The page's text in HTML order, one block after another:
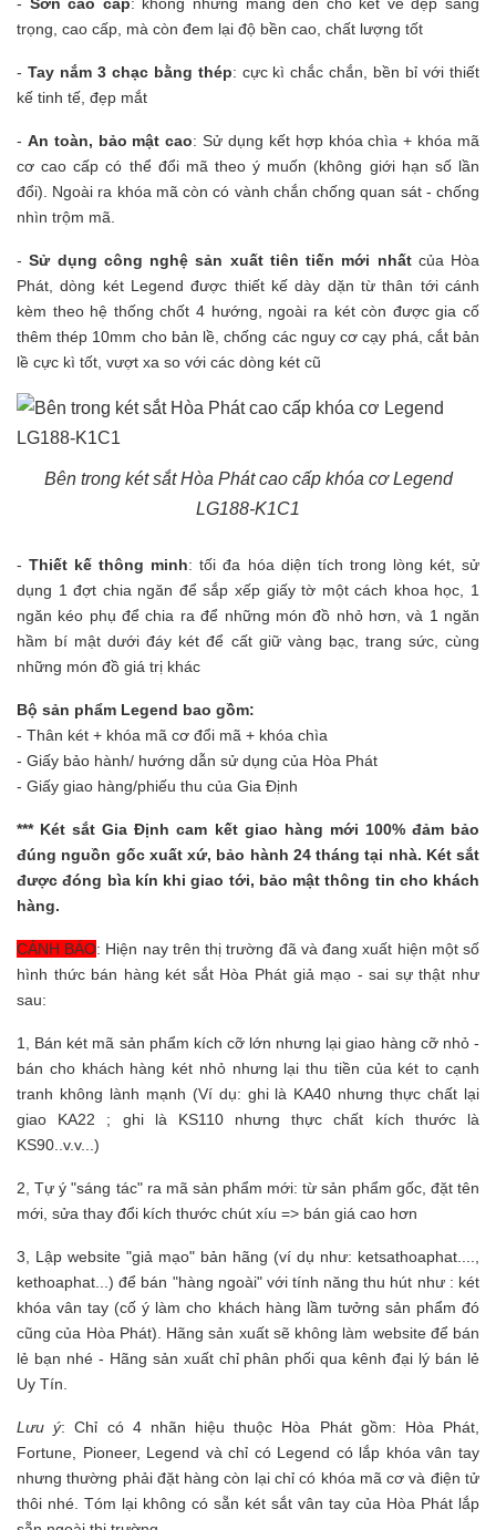
- Sơn cao cấp: không những mang đến cho két vẻ đẹp sang
trọng, cao cấp, mà còn đem lại độ bền cao, chất lượng tốt
- Tay nắm 3 chạc bằng thép: cực kì chắc chắn, bền bỉ với thiết
kế tinh tế, đẹp mắt
- An toàn, bảo mật cao: Sử dụng kết hợp khóa chìa + khóa mã
cơ cao cấp có thể đổi mã theo ý muốn (không giới hạn số lần
đổi). Ngoài ra khóa mã còn có vành chắn chống quan sát - chống
nhìn trộm mã.
-Sử dụng công nghệ sản xuất tiên tiến mới nhấtcủa Hòa
Phát, dòng két Legend được thiết kế dày dặn từ thân tới cánh
kèm theo hệ thống chốt 4 hướng, ngoài ra két còn được gia cố
thêm thép 10mm cho bản lề, chống các nguy cơ cạy phá, cắt bản
lề cực kì tốt, vượt xa so với các dòng két cũ
Bên trong két sắt Hòa Phát cao cấp khóa cơ Legend
LG188-K1C1
-Thiết kế thông minh: tối đa hóa diện tích trong lòng két, sử
dụng 1 đợt chia ngăn để sắp xếp giấy tờ một cách khoa học, 1
ngăn kéo phụ để chia ra để những món đồ nhỏ hơn, và 1 ngăn
hầm bí mật dưới đáy két để cất giữ vàng bạc, trang sức, cùng
những món đồ giá trị khác
Bộ sản phẩm Legend bao gồm:
- Thân két + khóa mã cơ đổi mã + khóa chìa
- Giấy bảo hành/ hướng dẫn sử dụng của Hòa Phát
- Giấy giao hàng/phiếu thu của Gia Định
*** Két sắt Gia Định cam kết giao hàng mới 100% đảm bảo
đúng nguồn gốc xuất xứ, bảo hành 24 tháng tại nhà. Két sắt
được đóng bìa kín khi giao tới, bảo mật thông tin cho khách
hàng.
CẢNH BÁO: Hiện nay trên thị trường đã và đang xuất hiện một số
hình thức bán hàng két sắt Hòa Phát giả mạo - sai sự thật như
sau:
1, Bán két mã sản phẩm kích cỡ lớn nhưng lại giao hàng cỡ nhỏ -
bán cho khách hàng két nhỏ nhưng lại thu tiền của két to cạnh
tranh không lành mạnh (Ví dụ: ghi là KA40 nhưng thực chất lại
giao KA22 ; ghi là KS110 nhưng thực chất kích thước là
KS90..v.v...)
2, Tự ý "sáng tác" ra mã sản phẩm mới: từ sản phẩm gốc, đặt tên
mới, sửa thay đổi kích thước chút xíu => bán giá cao hơn
3, Lập website "giả mạo" bản hãng (ví dụ như: ketsathoaphat....,
kethoaphat...) để bán "hàng ngoài" với tính năng thu hút như : két
khóa vân tay (cố ý làm cho khách hàng lầm tưởng sản phẩm đó
cũng của Hòa Phát). Hãng sản xuất sẽ không làm website để bán
lẻ bạn nhé - Hãng sản xuất chỉ phân phối qua kênh đại lý bán lẻ
Uy Tín.
Lưu ý: Chỉ có 4 nhãn hiệu thuộc Hòa Phát gồm: Hòa Phát,
Fortune, Pioneer, Legend và chỉ có Legend có lắp khóa vân tay
nhưng thường phải đặt hàng còn lại chỉ có khóa mã cơ và điện tử
thôi nhé. Tóm lại không có sẵn két sắt vân tay của Hòa Phát lắp